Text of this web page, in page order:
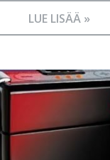
LUE LISÄÄ »